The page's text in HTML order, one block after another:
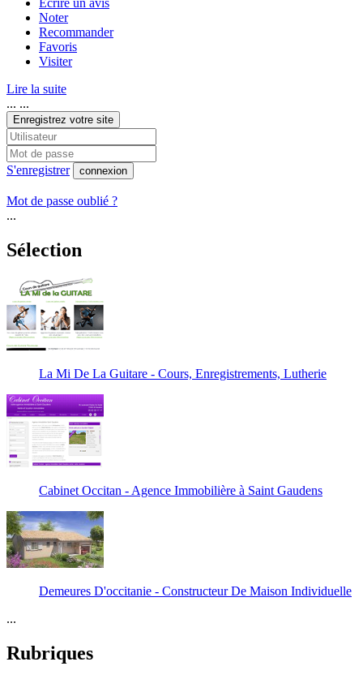
Écrire un avis
Noter
Recommander
Favoris
Visiter
Lire la suite
... ...
Enregistrez votre site
S'enregistrer connexion
Mot de passe oublié ?
...
Sélection
La Mi De La Guitare - Cours, Enregistrements, Lutherie
Cabinet Occitan - Agence Immobilière à Saint Gaudens
Demeures D'occitanie - Constructeur De Maison Individuelle
...
Rubriques